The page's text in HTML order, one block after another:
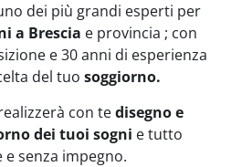
dei più grandi esperti per
a Brescia e provincia ; con
e 30 anni di esperienza
del tuo soggiorno.
con tedisegno e
dei tuoi sogni e tutto
senza impegno.